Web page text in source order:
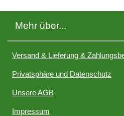
Mehr über...
Versand & Lieferung &
Privatsphäre und Datenschutz
Unsere AGB
Impressum